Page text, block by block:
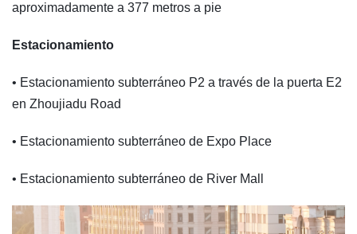
aproximadamente a 377 metros a pie
Estacionamiento
• Estacionamiento subterráneo P2 a través de la puerta E2
en Zhoujiadu Road
• Estacionamiento subterráneo de Expo Place
• Estacionamiento subterráneo de River Mall